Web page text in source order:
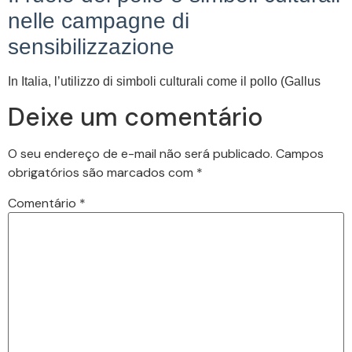
nelle campagne di
sensibilizzazione
In Italia, l’utilizzo di simboli culturali come il pollo (Gallus
Deixe um comentário
O seu endereço de e-mail não será publicado. Campos
obrigatórios são marcados com *
Comentário *